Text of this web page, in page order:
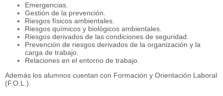
Emergencias.
Gestión de la prevención.
Riesgos físicos ambientales.
Riesgos químicos y biológicos ambientales.
Riesgos derivados de las condiciones de seguridad.
Prevención de riesgos derivados de la organización y la
carga de trabajo.
Relaciones en el entorno de trabajo.
Además los alumnos cuentan con Formación y Orientación Laboral
(F.O.L.).